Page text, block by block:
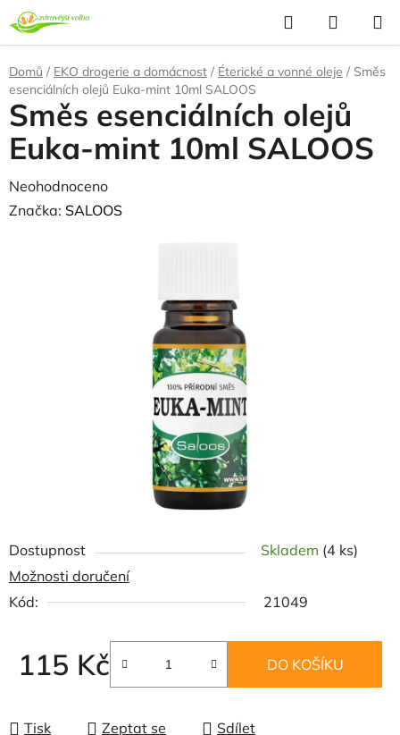
Přejít
na
obsah
Hledat
KOŠÍK
Domů / EKO drogerie a domácnost / Éterické a vonné oleje / Směs
esenciálních olejů Euka-mint 10ml SALOOS
Dostupnost Skladem (4 ks)
Možnosti doručení
Kód:
21049
115 Kč DO KOŠÍKU
Tisk Zeptat se Sdílet
Směs esenciálních olejů
Euka-mint 10ml SALOOS
Průměrné
hodnocení
Neohodnoceno
Značka: SALOOS